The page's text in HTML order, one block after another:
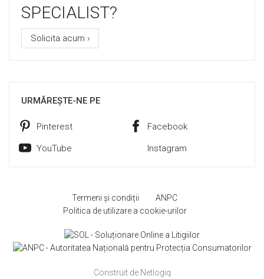
SPECIALIST?
Solicita acum ›
URMĂREȘTE-NE PE
Pinterest Facebook
YouTube Instagram
Termeni și condiții
ANPC
Politica de utilizare a cookie-urilor
Construit de Netlogiq